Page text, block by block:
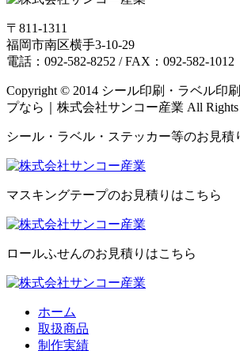
〒811-1311
福岡市南区横手3-10-29
電話：092-582-8252 / FAX：092-582-1012
Copyright © 2014 シール印刷・ラベル印
プなら｜株式会社サンコー産業 All Rights
シール・ラベル・ステッカー等のお見積
マスキングテープのお見積りはこちら
ロールふせんのお見積りはこちら
ホーム
取扱商品
制作実績